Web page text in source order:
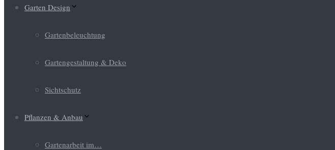
Garten Design
Gartenbeleuchtung
Gartengestaltung & Deko
Sichtschutz
Pflanzen & Anbau
Gartenarbeit im…